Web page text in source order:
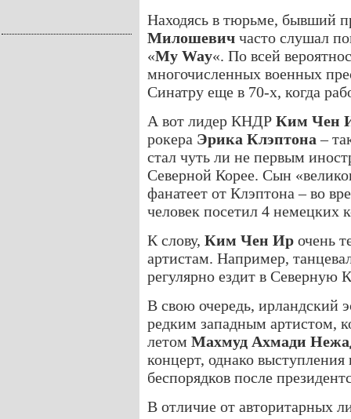
Находясь в тюрьме, бывший
Милошевич часто слушал
«My Way«. По всей
многочисленных военных
Синатру еще в 70-х, когда
А вот лидер КНДР Ким Чен
рокера Эрика Клэптона –
стал чуть ли не первым
Северной Корее. Сын
фанатеет от Клэптона – во
человек посетил 4 немецких
К слову, Ким Чен Ир очень
артистам. Например,
регулярно ездит в Северную
В свою очередь, ирландский
редким западным артистом,
летом Махмуд Ахмади
концерт, однако
беспорядков после
В отличие от авторитарных